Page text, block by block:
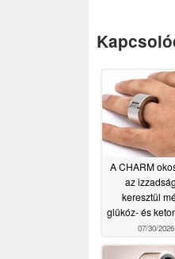
A CHARM
az
keresztül
glükóz- és
07/30/2026